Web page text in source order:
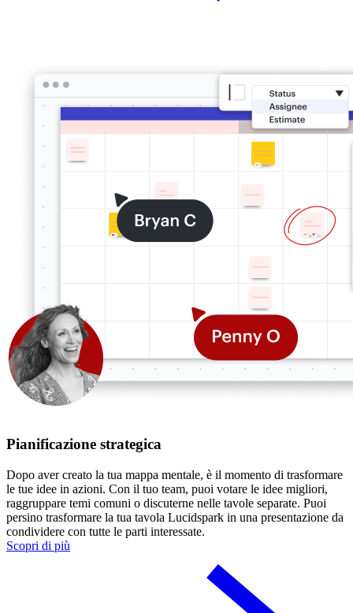
Pianificazione strategica
Dopo aver creato la tua mappa mentale, è il momento di trasformare
le tue idee in azioni. Con il tuo team, puoi votare le idee migliori,
raggruppare temi comuni o discuterne nelle tavole separate. Puoi
persino trasformare la tua tavola Lucidspark in una presentazione da
condividere con tutte le parti interessate.
Scopri di più